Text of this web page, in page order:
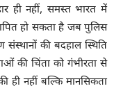
ही नहीं, समस्त भारत में
हो सकता है जब पुलिस
संस्थानों की बदहाल स्थिति
की चिंता को गंभीरता से
ही नहीं बल्कि मानसिकता